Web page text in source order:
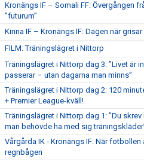
Kronängs IF – Somali FF: Övergången
”futurum”
Kinna IF – Kronängs IF: Dagen när
FILM: Träningslägret i Nittorp
Träningslägret i Nittorp dag 3: ”Livet är
passerar – utan dagarna man minns”
Träningslägret i Nittorp dag 2: 120
+ Premier League-kväll!
Träningslägret i Nittorp dag 1: ”Du
man behövde ha med sig
Vårgårda IK - Kronängs IF: När fotbollen
regnbågen